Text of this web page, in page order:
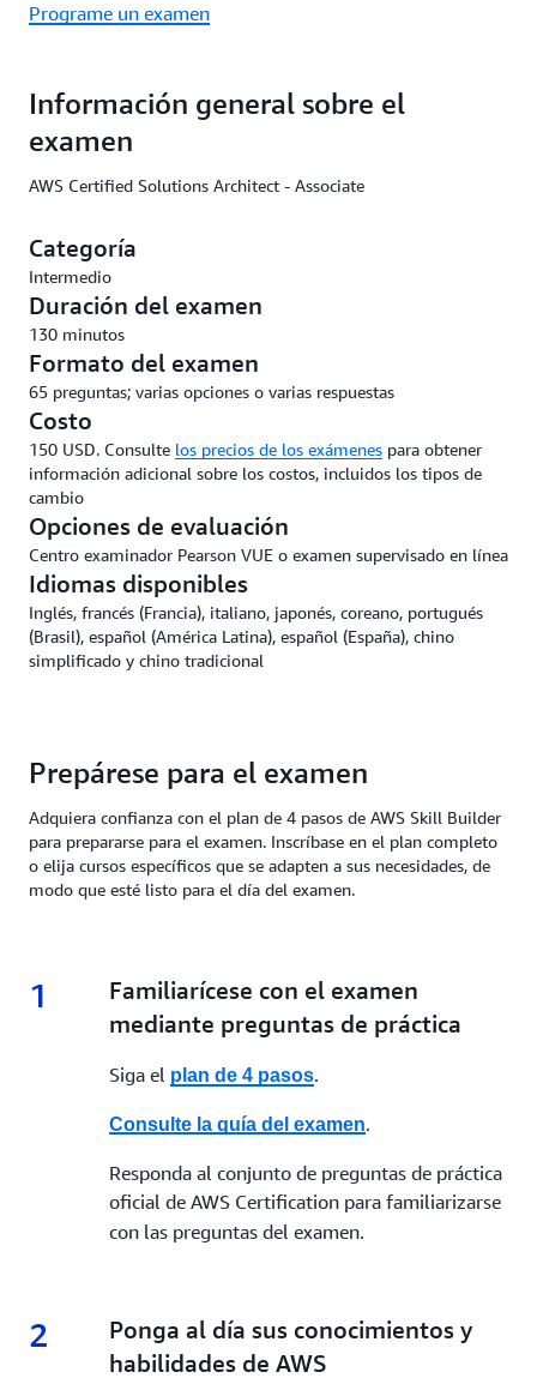
Programe un examen
Información general sobre el
examen
AWS Certified Solutions Architect - Associate
Categoría
Intermedio
Duración del examen
130 minutos
Formato del examen
65 preguntas; varias opciones o varias respuestas
Costo
150 USD. Consulte los precios de los exámenes para obtener
información adicional sobre los costos, incluidos los tipos de
cambio
Opciones de evaluación
Centro examinador Pearson VUE o examen supervisado en línea
Idiomas disponibles
Inglés, francés (Francia), italiano, japonés, coreano, portugués
(Brasil), español (América Latina), español (España), chino
simplificado y chino tradicional
Prepárese para el examen
Adquiera confianza con el plan de 4 pasos de AWS Skill Builder
para prepararse para el examen. Inscríbase en el plan completo
o elija cursos específicos que se adapten a sus necesidades, de
modo que esté listo para el día del examen.
1 1.
Familiarícese con el examen
mediante preguntas de práctica
Siga el plan de 4 pasos.
Consulte la guía del examen.
Responda al conjunto de preguntas de práctica
oficial de AWS Certification para familiarizarse
con las preguntas del examen.
2 2.
Ponga al día sus conocimientos y
habilidades de AWS